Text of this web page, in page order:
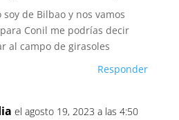
soy de Bilbao y nos vamos
Conil me podrías decir
al campo de girasoles
Responder
el agosto 19, 2023 a las 4:50